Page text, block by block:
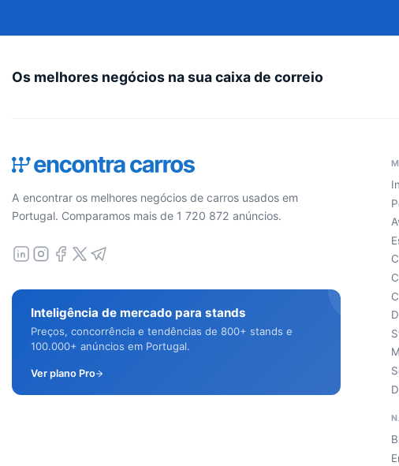
Os melhores negócios na sua caixa de correio
A encontrar os melhores negócios de carros usados em
Portugal. Comparamos mais de 1 720 872 anúncios.
Inteligência de mercado para stands
Preços, concorrência e tendências de 800+ stands e
100.000+ anúncios em Portugal.
Ver plano Pro